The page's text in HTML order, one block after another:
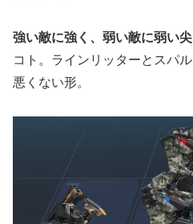
強い敵に強く、弱い敵に弱い
コト。ラインリッターとスパ
悪くない形。